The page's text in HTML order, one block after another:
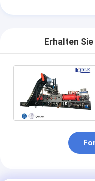
Erhalten